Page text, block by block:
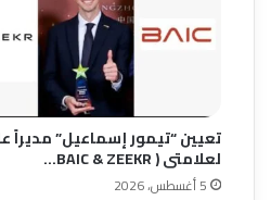
تعيين “تيمور إسماعيل” مديراً
لعلامتى ( BAIC & ZEEKR…
5 أغسطس، 2026